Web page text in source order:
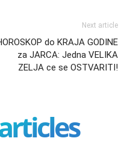
Next article
do KRAJA GODINE
za JARCA: Jedna VELIKA
ZELJA ce se OSTVARITI!